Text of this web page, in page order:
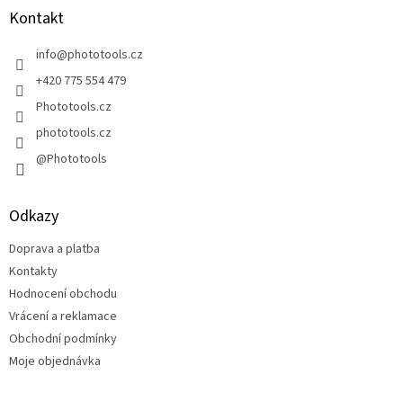
Kontakt
info@phototools.cz
+420 775 554 479
Phototools.cz
phototools.cz
@Phototools
Odkazy
Doprava a platba
Kontakty
Hodnocení obchodu
Vrácení a reklamace
Obchodní podmínky
Moje objednávka